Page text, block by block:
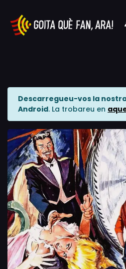
Descarregueu-vos la
Android. La trobareu en